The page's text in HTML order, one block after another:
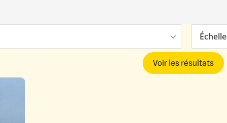
Échelle
Voir les résultats